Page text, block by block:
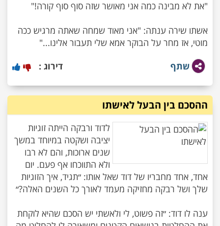
אשתו שירה ענתה: "אני מאוד שמחה שאתה מרגיש ככה
מוטי, אז מחר על הבוקר אמא שלי תעבור אלינו..."
שתף
דירוג :
ההסכם בין הבעל לאישתו
לדוד ורבקה הייתה זוגיות
יציבה ושקטה במיוחד במשך
שנים ארוכות, והם לא רבו
ולא התווכחו אף פעם. יום
אחד, אחד מחבריו של דוד שאל אותו: ״תגיד, איך הזוגיות
ענה לו דוד: ״זה פשוט, לי ולאשתי יש הסכם שהיא לוקחת